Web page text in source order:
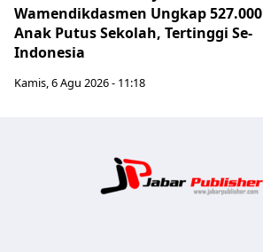
Wamendikdasmen Ungkap 527.000
Anak Putus Sekolah, Tertinggi Se-
Indonesia
Kamis, 6 Agu 2026 - 11:18